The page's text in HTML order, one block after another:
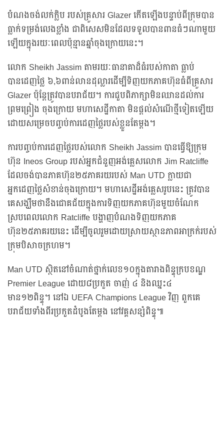
បំណងចង់លក់ក្លិប របស់គ្រួសារ Glazer កើតឡើងបន្ទាប់ពីក្រុមបាន
ធ្លាក់ទម្រង់លេងខ្លាំង ជាពិសេសមិនដែលទទួលបានពានធំៗណាមួយ
ឡើយក្នុងរយៈពេលប៉ុន្មានឆ្នាំចុងក្រោយនេះ។
លោក Sheikh Jassim តាមរយៈធានាគាដ៏ធំរបស់កាតា ធ្លាប់
បានដេញថ្លៃ ៦,៦ពាន់លានដុល្លារដើម្បីទិញយកភាគហ៊ុនធំពីគ្រួសារ
Glazer ប៉ុន្តែត្រូវបានបរាជ័យ។ ការជួបពិភាក្សាមិនឈានដល់ការ
ព្រមព្រៀង ចុងក្រោយ មហាសេដ្ឋីកាតា មិនផ្តល់សំណើថ្មីទៀតឡើយ
ដោយសម្រេចបញ្ចប់ការដេញថ្លៃរបស់ខ្លួនតែម្តង។
ការបញ្ចប់ការដេញថ្លៃរបស់លោក Sheikh Jassim បានធ្វើឱ្យក្រុម
ហ៊ុន Ineos Group របស់អ្នកជំនួញអង់គ្លេសលោក Jim Ratcliffe
ដែលចង់បានភាគហ៊ុន២៥ភាគរយរបស់ Man UTD ក្លាយជា
អ្នកដេញថ្លៃសំខាន់ចុងក្រោយ។ មហាសេដ្ឋីអង់គ្លេសរូបនេះ ត្រូវបាន
គេសង្ឃឹមថានឹងជោគជ័យក្នុងការទិញយកភាគហ៊ុនមួយចំណែក
ស្របពេលលោក Ratcliffe បង្ហាញបំណងទិញយកភាគ
ហ៊ុន២៥ភាគរយនេះ ដើម្បីចូលរួមដោយស្រាយស្ថានភាពអាក្រក់របស់
ក្រុមបិសាចក្រហម។
Man UTD ស្ថិតនៅចំណាត់ថ្នាក់លេខ១០ក្នុងតារាងពិន្ទុក្របខណ្ឌ
Premier League ដោយ៨ប្រកួត ចាញ់ ៤ និងឈ្នះ៤
មាន១២ពិន្ទុ។ នៅឯ UEFA Champions League វិញ ពួកគេ
បរាជ័យទាំងពីរប្រកួតដំបូងតែម្តង នៅវគ្គសន្សំពិន្ទុ៕